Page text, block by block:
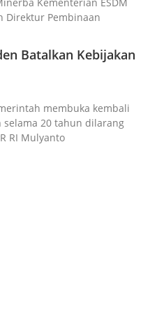
Direktur Pembinaan
Batalkan Kebijakan
membuka kembali
20 tahun dilarang
RI Mulyanto